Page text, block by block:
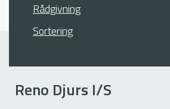
Rådgivning
Sortering
Reno Djurs I/S